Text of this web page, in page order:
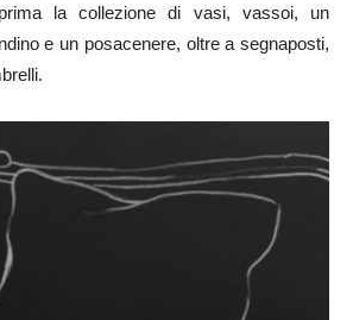
la collezione di vasi, vassoi, un
e un posacenere, oltre a segnaposti,